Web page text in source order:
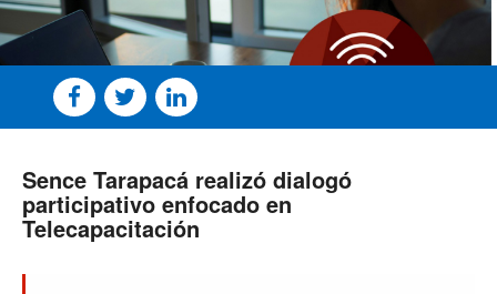
Sence Tarapacá realizó dialogó
participativo enfocado en
Telecapacitación